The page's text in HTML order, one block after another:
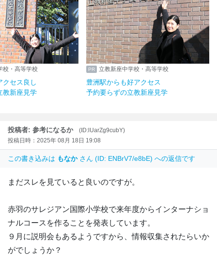
校・高等学校
クセス良し
教新座見学
立教新座中学校・高等学校
豊洲駅からも好アクセス
予約要らずの立教新座見学
投稿者: 参考になるか
(ID:lUarZg9cubY)
投稿日時：2025年 08月 18日 19:08
この書き込みは もなか さん (ID: ENBrV7/e8bE) への返信です
まだスレを見ていると良いのですが。
赤羽のサレジアン国際小学校で来年度からインターナショ
ナルコースを作ることを発表しています。
９月に説明会もあるようですから、情報収集されたらいか
がでしょうか？